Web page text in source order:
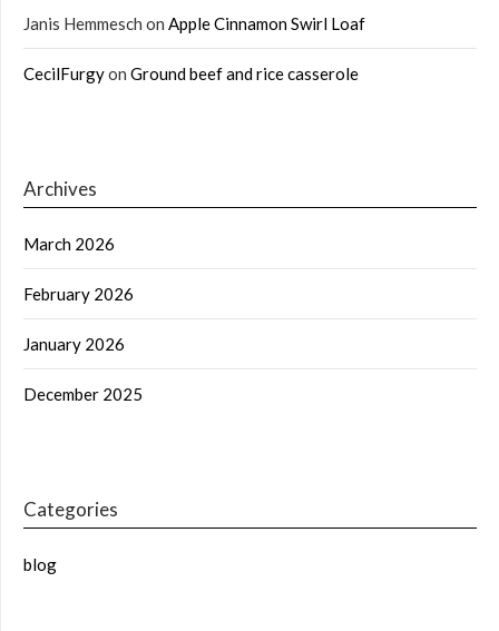
Janis Hemmesch on Apple Cinnamon Swirl Loaf
CecilFurgyon Ground beef and rice casserole
Archives
March 2026
February 2026
January 2026
December 2025
Categories
blog